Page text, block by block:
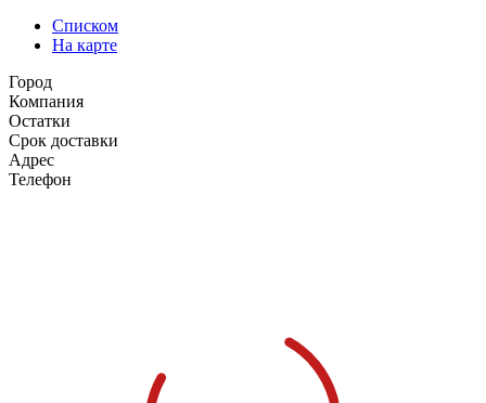
Списком
На карте
Город
Компания
Остатки
Срок доставки
Адрес
Телефон